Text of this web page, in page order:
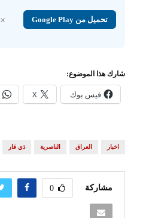
تحميل من Google Play ×
شارك هذا الموضوع:
فيس بوك X
اخبار العراق الناصرية ذي قار
مشاركة 0